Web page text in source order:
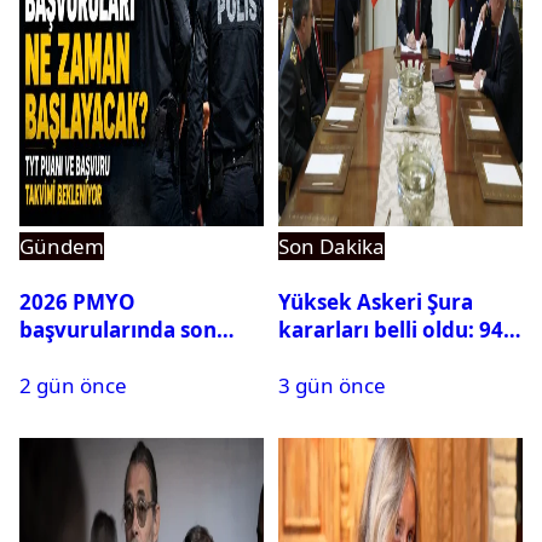
Gündem
2026 PMYO
başvurularında son
2 gün önce
Son Dakika
Yüksek Askeri Şura
kararları belli oldu: 94
3 gün önce